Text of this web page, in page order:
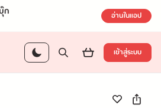
ก อ่านในแอป
เข้าสู่ระบบ